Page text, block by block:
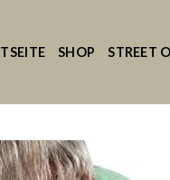
SHOP STREET